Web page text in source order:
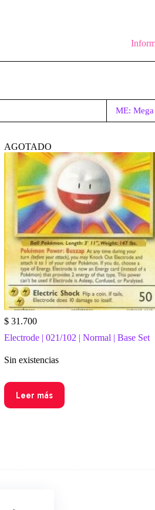
ME:
AGOTADO
$31.700
Electrode | 021/102 | Normal | Base Set
Sin existencias
Leer más